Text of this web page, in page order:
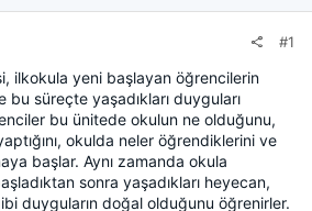
#1
ilkokula yeni başlayan öğrencilerin
bu süreçte yaşadıkları duyguları
bu ünitede okulun ne olduğunu,
okulda neler öğrendiklerini ve
başlar. Aynı zamanda okula
sonra yaşadıkları heyecan,
duyguların doğal olduğunu öğrenirler.